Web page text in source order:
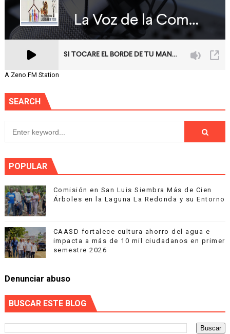
A Zeno.FM Station
SEARCH
POPULAR
Comisión en San Luis Siembra Más de Cien
Árboles en la Laguna La Redonda y su Entorno
CAASD fortalece cultura ahorro del agua e
impacta a más de 10 mil ciudadanos en primer
semestre 2026
Denunciar abuso
BUSCAR ESTE BLOG